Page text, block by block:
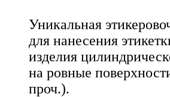
Уникальная
для нанесения
изделия
на ровные
проч.).